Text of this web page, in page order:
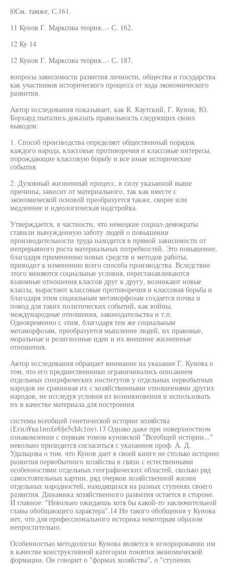
|0См. тамже, С.161.
11 Кунов Г. Марксова теория...- С. 162.
12 Ку 14
12 Кунов Г. Марксова теория...- С. 187.
вопросы зависимости развития личности, общества и государства
как участников исторического процесса от хода экономического
развития.
Автор исследования показывает, как К. Каутский, Г. Кунов, Ю.
Борхард пытались доказать правильность следующих своих
выводов:
1. Способ производства определяет общественный порядок
каждого народа, классовые противоречия и классовые интересы,
порождающие классовую борьбу и все иные исторические
события.
2. Духовный жизненный процесс, в силу указанной выше
причины, зависит от материального, так как вместе с
экономической основой преобразуется также, скорее или
медленнее и идеологическая надстройка.
Утверждается, в частности, что немецкие социал-демократы
ставили вынужденную заботу людей о повышении
производительности труда находится в прямой зависимости от
непрерывного роста материальных потребностей. Это повышение,
благодаря применению новых средств и методов работы,
приводит к изменению всего способа производства. Вследствие
этого меняются социальные условия, перестанавливаются
взаимные отношения классов друг к другу, возникают новые
классы, вырастают классовые противоречия и классовая борьба и
благодаря этим социальным метаморфозам создается почва и
повод для таких политических событий, как войны,
международные отношения, законодательства и т.п.
Одновременно с этим, благодаря тем же социальным
метаморфозам, преобразуется мышление людей, их правовые,
моральные и религиозные идеи и их внешние жизненные
отношения.
Автор исследования обращает внимание на указание Г. Кунова о
том, что его предшественники ограничивались описанием
отдельных специфических институтов у отдельных первобытных
народов не сравнивая их с хозяйственными отношениями других
народов, не исследуя условия из возникновения и использовать
их в качестве материала для построения
системы всеобщей генетической истории хозяйства
(Егил¥кк1ип£е8§е5сЫс1пе).13 Однако даже при поверхностном
ознакомлении с первым томом куновской "Всеобщей истории..."
невольно приходится согласиться с указанием проф. А. Д.
Удальцова о том, что Кунов дает в своей книге не столько историю
развития первобытного хозяйства в связи с естественными
особенностями отдельных географических областей, сколько ряд
самостоятельных картин, ряд очерков хозяйственной жизни
отдельных народностей, находящихся на разных ступенях своего
развития. Динамика хозяйственного развития остается в стороне.
И главное: "Невольно ожидаешь хотя бы какой-то заключительной
главы обобщающего характера".14 Но такого обобщения у Кунова
нет, что для профессионального историка некоторым образом
непростительно.
Особенностью методологии Кунова является в игнорировании им
в качестве конструктивной категории понятия экономической
формации. Он говорит о "формах хозяйства", о "ступенях